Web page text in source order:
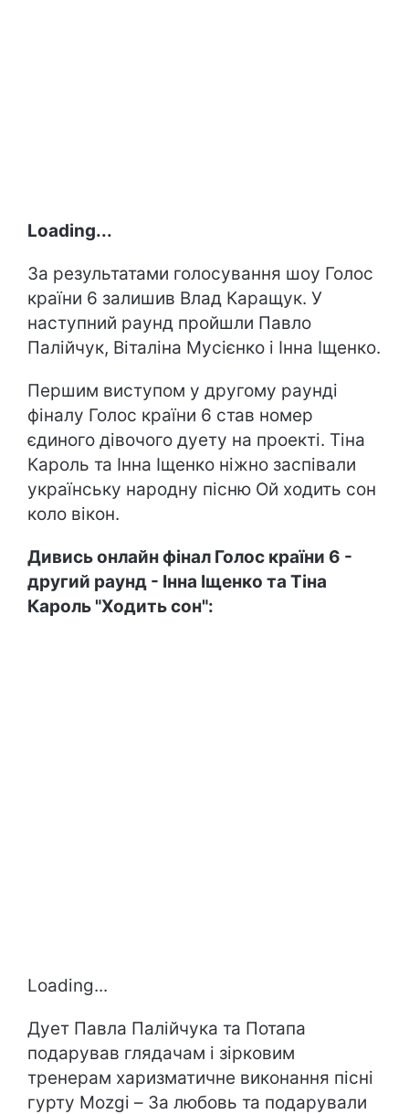
Loading...
За результатами голосування шоу Голос
країни 6 залишив Влад Каращук. У
наступний раунд пройшли Павло
Палійчук, Віталіна Мусієнко і Інна Іщенко.
Першим виступом у другому раунді
фіналу Голос країни 6 став номер
єдиного дівочого дуету на проекті. Тіна
Кароль та Інна Іщенко ніжно заспівали
українську народну пісню Ой ходить сон
коло вікон.
Дивись онлайн фінал Голос країни 6 -
другий раунд - Інна Іщенко та Тіна
Кароль "Ходить сон":
Loading...
Дует Павла Палійчука та Потапа
подарував глядачам і зірковим
тренерам харизматичне виконання пісні
гурту Mozgi – За любовь та подарували